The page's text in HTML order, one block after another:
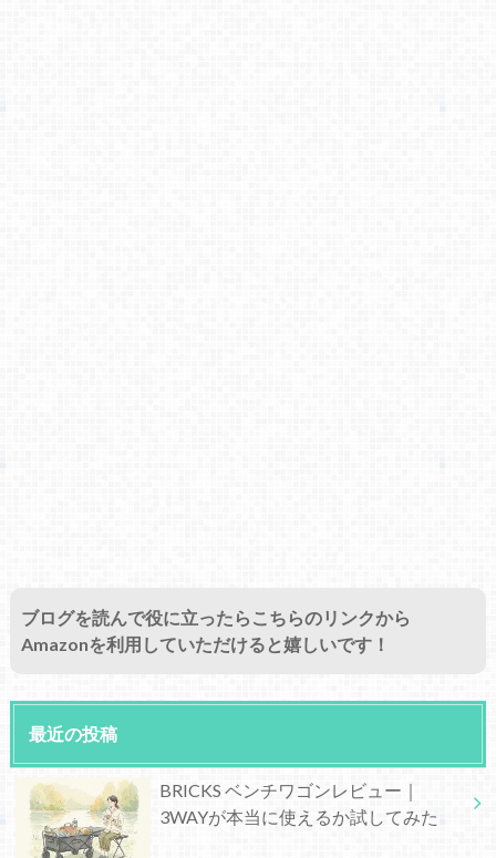
ブログを読んで役に立ったらこちらのリンクから
Amazonを利用していただけると嬉しいです！
最近の投稿
BRICKS ベンチワゴンレビュー｜
3WAYが本当に使えるか試してみた